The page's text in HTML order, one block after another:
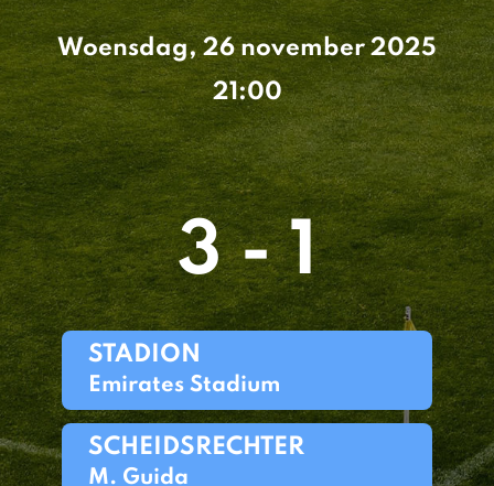
Woensdag, 26 november 2025
21:00
3 - 1
STADION
Emirates Stadium
SCHEIDSRECHTER
M. Guida